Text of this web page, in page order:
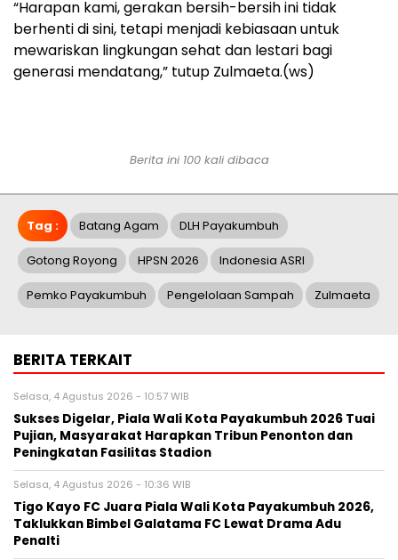
“Harapan kami, gerakan bersih-bersih ini tidak
berhenti di sini, tetapi menjadi kebiasaan untuk
mewariskan lingkungan sehat dan lestari bagi
generasi mendatang,” tutup Zulmaeta.(ws)
Berita ini 100 kali dibaca
Tag : Batang Agam DLH Payakumbuh
Gotong Royong HPSN 2026 Indonesia ASRI
Pemko Payakumbuh Pengelolaan Sampah Zulmaeta
BERITA TERKAIT
Selasa, 4 Agustus 2026 - 10:57 WIB
Sukses Digelar, Piala Wali Kota Payakumbuh 2026 Tuai
Pujian, Masyarakat Harapkan Tribun Penonton dan
Peningkatan Fasilitas Stadion
Selasa, 4 Agustus 2026 - 10:36 WIB
Tigo Kayo FC Juara Piala Wali Kota Payakumbuh 2026,
Taklukkan Bimbel Galatama FC Lewat Drama Adu
Penalti